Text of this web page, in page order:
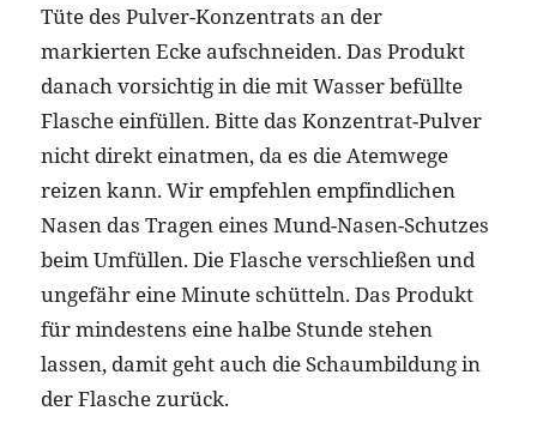
Tüte des Pulver-Konzentrats an der
markierten Ecke aufschneiden. Das Produkt
danach vorsichtig in die mit Wasser befüllte
Flasche einfüllen. Bitte das Konzentrat-Pulver
nicht direkt einatmen, da es die Atemwege
reizen kann. Wir empfehlen empfindlichen
Nasen das Tragen eines Mund-Nasen-Schutzes
beim Umfüllen. Die Flasche verschließen und
ungefähr eine Minute schütteln. Das Produkt
für mindestens eine halbe Stunde stehen
lassen, damit geht auch die Schaumbildung in
der Flasche zurück.